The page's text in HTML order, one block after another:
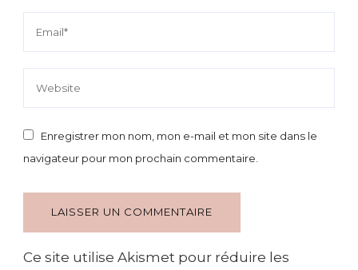
Enregistrer mon nom, mon e-mail et mon site dans le
navigateur pour mon prochain commentaire.
Ce site utilise Akismet pour réduire les